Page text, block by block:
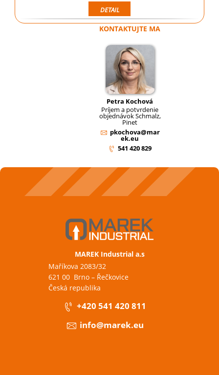
DETAIL
KONTAKTUJTE MA
Petra Kochová
Príjem a potvrdenie
objednávok Schmalz,
Pinet
pkochova@mar
ek.eu
541 420 829
MAREK Industrial a.s
Maříkova 2083/32
621 00 Brno – Řečkovice
Česká republika
+420 541 420 811
info@marek.eu